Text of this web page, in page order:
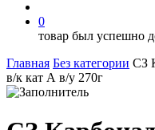
0
товар был успешно
Главная Без категории СЗ
в/к кат А в/у 270г